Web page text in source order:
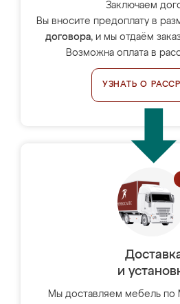
Заключаем
Вы вносите предоплату в
договора, и мы отдаём
Возможна оплата в
УЗНАТЬ О
и
Мы доставляем мебель по